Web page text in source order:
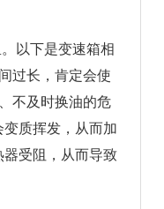
以下是变速箱相
过长，肯定会使
不及时换油的危
质挥发，从而加
受阻，从而导致